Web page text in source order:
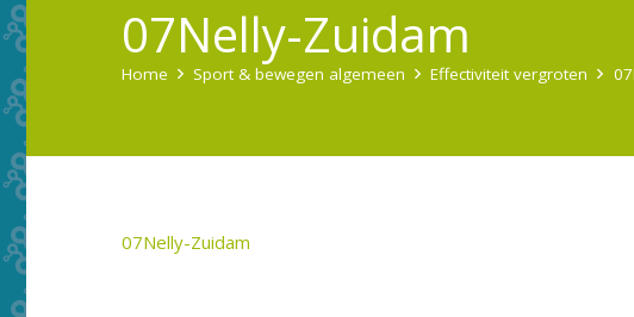
07Nelly-Zuidam
Home Sport & bewegen algemeen Effectiviteit vergroten
07Nelly-Zuidam